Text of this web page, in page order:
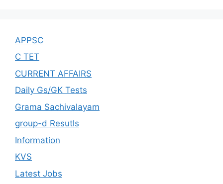
APPSC
C TET
CURRENT AFFAIRS
Daily Gs/GK Tests
Grama Sachivalayam
group-d Resutls
Information
KVS
Latest Jobs